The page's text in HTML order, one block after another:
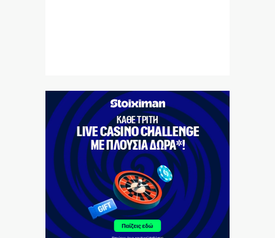
8|08|2026 | 7:50
Σάββατο 08/08/2026
8|08|2026 | 6:30
… Οι «νέες εποχές»
8|08|2026 | 0:00
Γιατί η Εκκλησία δε μιλά για τον θάνατο της Παναγίας;
7|08|2026 | 23:50